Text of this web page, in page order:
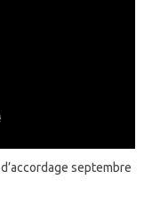
septembre